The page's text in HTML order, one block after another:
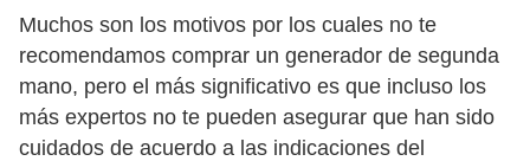
Muchos son los motivos por los cuales no te
recomendamos comprar un generador de segunda
mano, pero el más significativo es que incluso los
más expertos no te pueden asegurar que han sido
cuidados de acuerdo a las indicaciones del